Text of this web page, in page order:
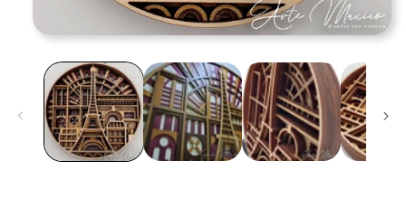
Abrir
multimedia
una
ventana
modal